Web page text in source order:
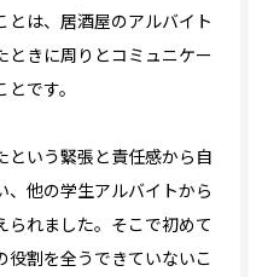
は、居酒屋のアルバイト
ときに周りとコミュニケー
です。
いう緊張と責任感から自
他の学生アルバイトから
れました。そこで初めて
役割を全うできていないこ